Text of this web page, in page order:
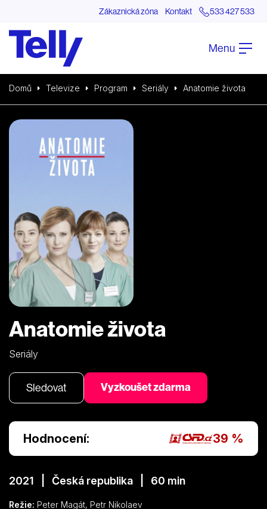
Zákaznická zóna Kontakt 533 427 533
Menu
Domů Televize Program Seriály Anatomie života
Anatomie života
Seriály
Sledovat Vyzkoušet zdarma
Hodnocení: 39 %
2021 | Česká republika | 60 min
Režie: Peter Magát, Petr Nikolaev